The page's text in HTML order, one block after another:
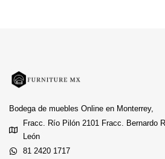
Bodega de muebles Online en Monterrey,
Fracc. Río Pilón 2101 Fracc. Bernardo
León
81 2420 1717